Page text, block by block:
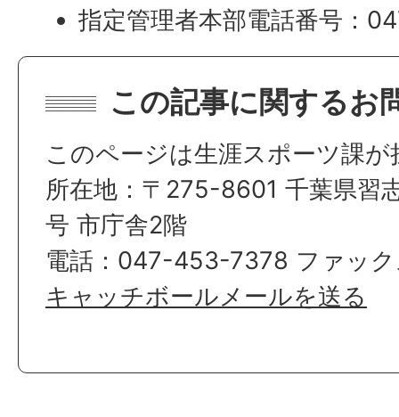
指定管理者本部電話番号：
この記事に関するお
このページは生涯スポーツ課
所在地：〒275-8601 千葉県習
号 市庁舎2階
電話：047-453-7378 ファッ
キャッチボールメールを送る